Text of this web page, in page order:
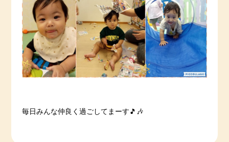
毎日みんな仲良く過ごしてまーす🎵🎶